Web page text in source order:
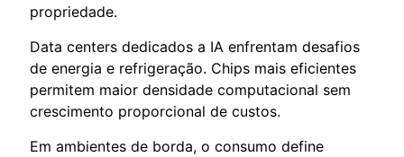
propriedade.
Data centers dedicados a IA enfrentam desafios
de energia e refrigeração. Chips mais eficientes
permitem maior densidade computacional sem
crescimento proporcional de custos.
Em ambientes de borda, o consumo define